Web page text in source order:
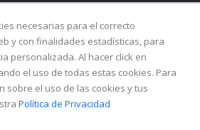
necesarias para el correcto
y con finalidades estadísticas, para
personalizada. Al hacer click en
el uso de todas estas cookies. Para
sobre el uso de las cookies y tus
Política de Privacidad